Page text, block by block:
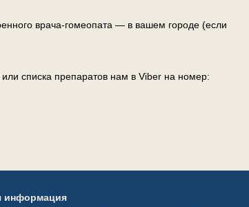
врача-гомеопата — в вашем городе (если
списка препаратов нам в Viber на номер:
информация